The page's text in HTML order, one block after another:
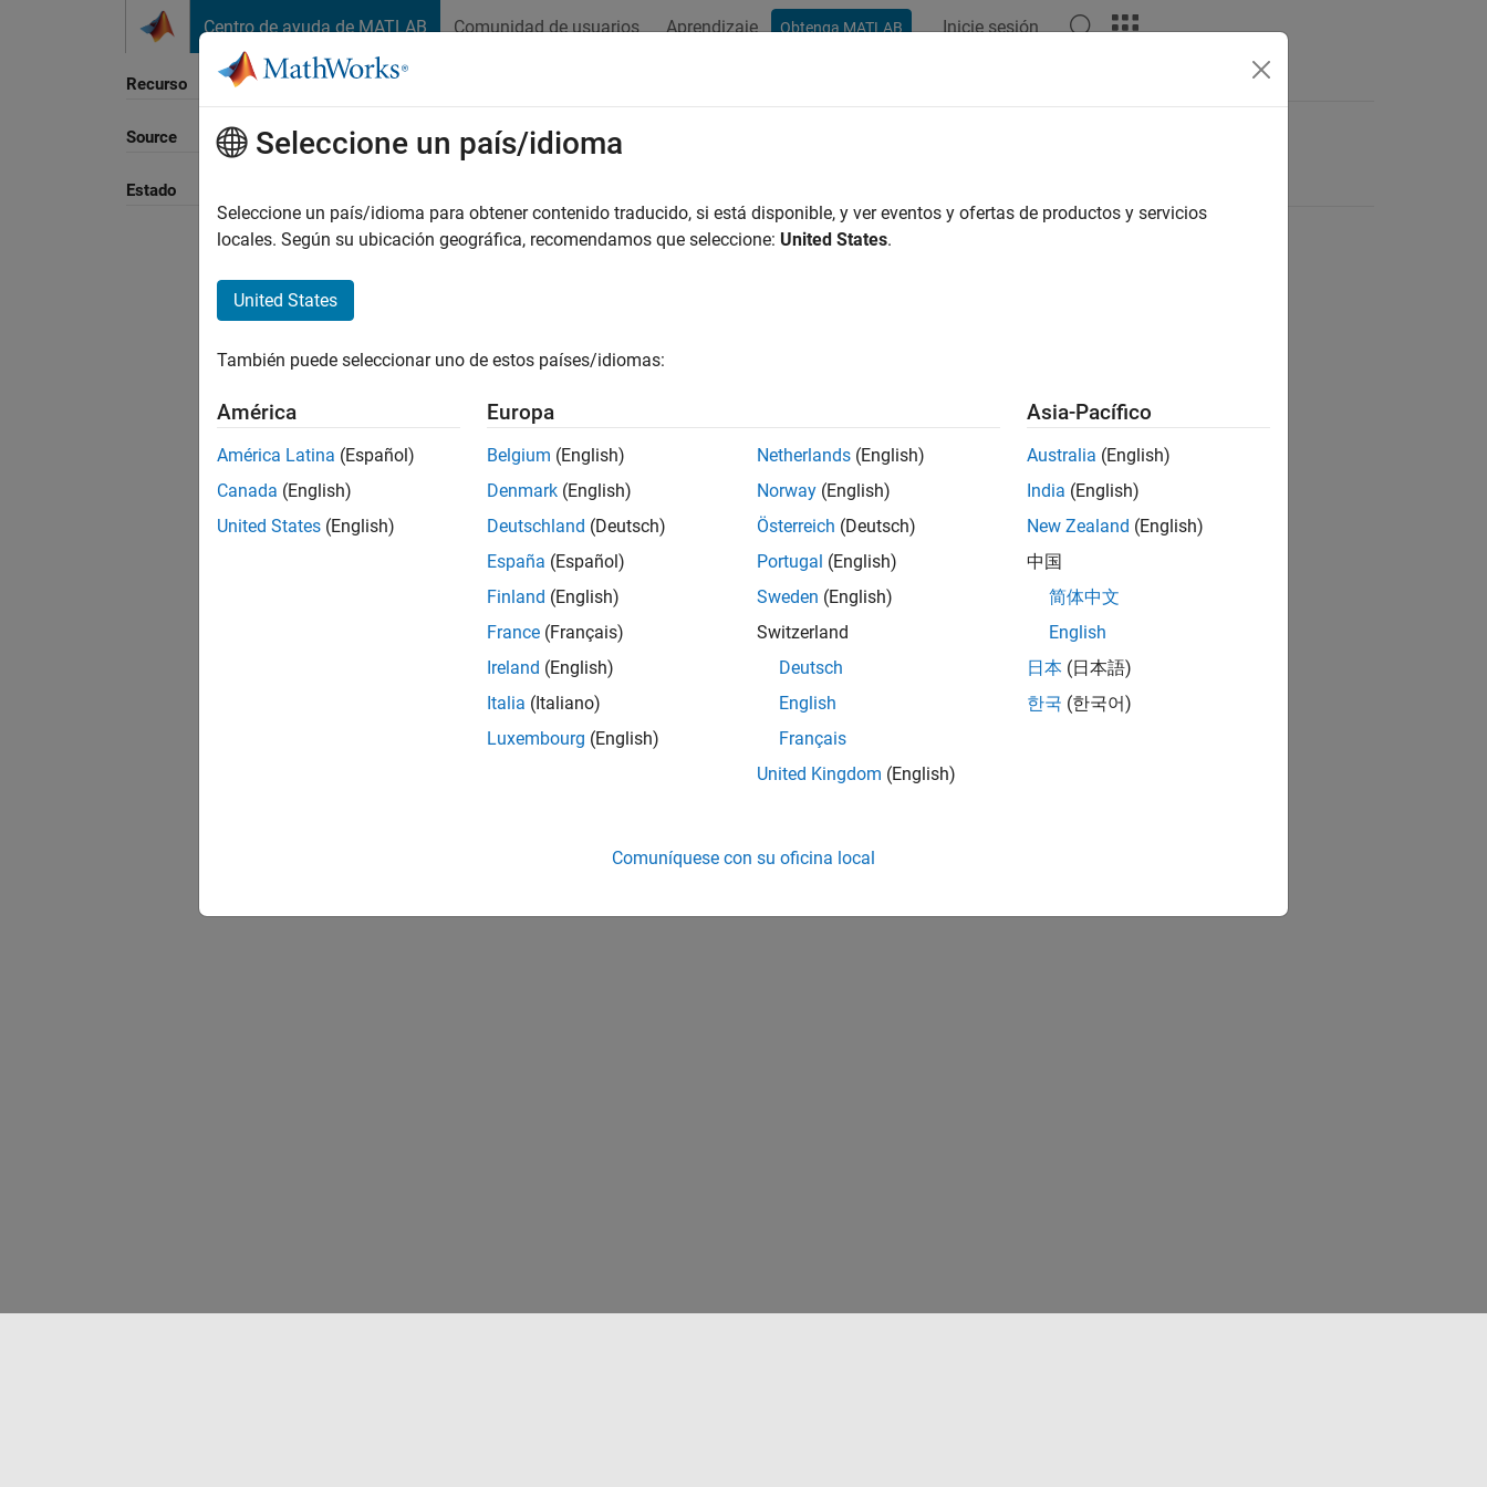
Centro de ayuda de MATLAB Comunidad de usuarios Aprendizaje Obtenga MATLAB Inicie sesión
Recurso
Source
Estado
Ordenar por
Seleccione un país/idioma
Seleccione un país/idioma para obtener contenido traducido, si está disponible, y ver eventos y ofertas de productos y servicios
locales. Según su ubicación geográfica, recomendamos que seleccione: United States.
United States
También puede seleccionar uno de estos países/idiomas:
América
América Latina (Español)
Canada (English)
United States (English)
Europa
Belgium (English)
Denmark (English)
Deutschland (Deutsch)
España (Español)
Finland (English)
France (Français)
Ireland (English)
Italia (Italiano)
Luxembourg (English)
Netherlands (English)
Norway (English)
Österreich (Deutsch)
Portugal (English)
Sweden (English)
Switzerland
Deutsch
English
Français
United Kingdom (English)
Asia-Pacífico
Australia (English)
India (English)
New Zealand (English)
中国
简体中文
English
日本 (日本語)
한국 (한국어)
Comuníquese con su oficina local